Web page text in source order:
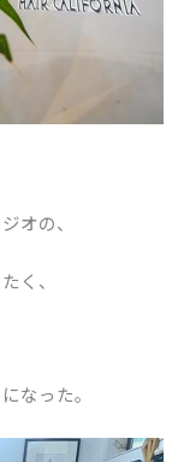
オの、
く、
なった。